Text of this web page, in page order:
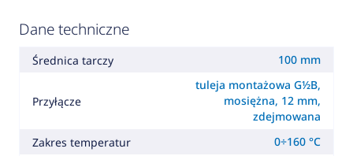
Dane techniczne
Średnica tarczy 100 mm
Przyłącze
tuleja montażowa G½B,
mosiężna, 12 mm,
zdejmowana
Zakres temperatur
0÷160 °C